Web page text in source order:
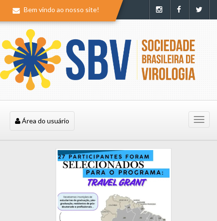
Bem vindo ao nosso site!
Área do usuário